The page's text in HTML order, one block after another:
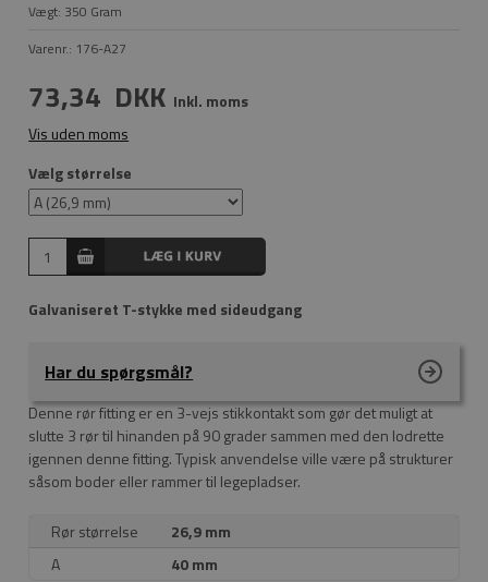
Vægt: 350 Gram
Varenr.: 176-A27
73,34 DKK Inkl. moms
Vis uden moms
Vælg størrelse
Galvaniseret T-stykke med sideudgang
Har du spørgsmål?
Denne rør fitting er en 3-vejs stikkontakt som gør det muligt at
slutte 3 rør til hinanden på 90 grader sammen med den lodrette
igennen denne fitting. Typisk anvendelse ville være på strukturer
såsom boder eller rammer til legepladser.
Rør størrelse
26,9 mm
A
40 mm